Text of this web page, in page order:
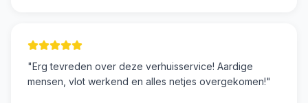
"Erg tevreden over deze verhuisservice! Aardige
mensen, vlot werkend en alles netjes overgekomen!"